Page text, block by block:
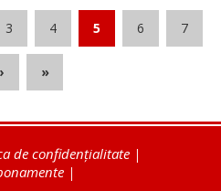
3 4 5 6 7
› »
de confidențialitate |
|